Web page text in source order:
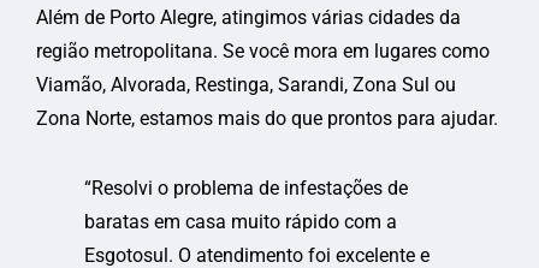
Além de Porto Alegre, atingimos várias cidades da
região metropolitana. Se você mora em lugares como
Viamão, Alvorada, Restinga, Sarandi, Zona Sul ou
Zona Norte, estamos mais do que prontos para ajudar.
“Resolvi o problema de infestações de
baratas em casa muito rápido com a
Esgotosul. O atendimento foi excelente e